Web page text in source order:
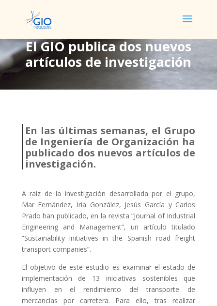
El GIO publica dos
nuevos artículos de
El GIO publica dos nuevos
artículos de investigación
En las últimas semanas, el Grupo
de Ingeniería de Organización ha
publicado dos nuevos artículos de
investigación.
A raíz de la investigación desarrollada por el grupo,
Mar Fernández, Iria González, Jesús García y Carlos
Prado han publicado, en la revista “Journal of Industrial
Engineering and Management”, un artículo titulado
“Sustainability initiatives in the Spanish road freight
transport companies”.
El objetivo de este estudio es examinar el estado de
implementación de 13 iniciativas sostenibles que
influyen en el rendimiento del transporte de
mercancías por carretera. Para ello, tras realizar